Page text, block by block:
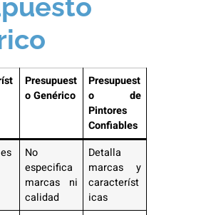
Presupuest
o Genérico
Presupuest
o de
Pintores
Confiables
No
especifica
marcas ni
calidad
Detalla
marcas y
característ
icas